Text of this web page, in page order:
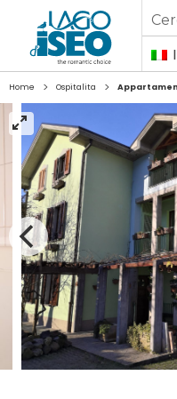
for:
Home > Ospitalita >